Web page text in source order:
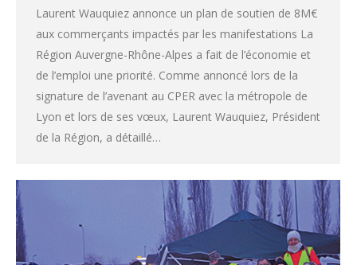
Laurent Wauquiez annonce un plan de soutien de 8M€
aux commerçants impactés par les manifestations La
Région Auvergne-Rhône-Alpes a fait de l’économie et
de l’emploi une priorité. Comme annoncé lors de la
signature de l’avenant au CPER avec la métropole de
Lyon et lors de ses vœux, Laurent Wauquiez, Président
de la Région, a détaillé…